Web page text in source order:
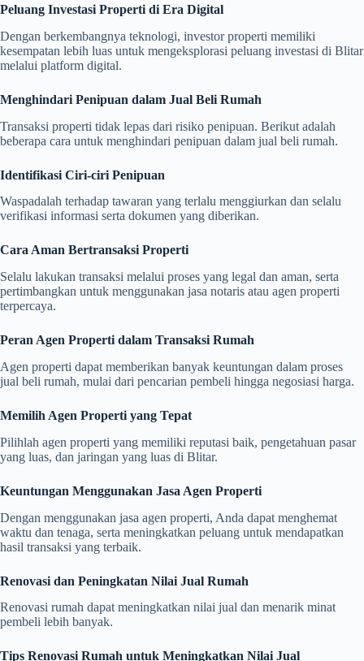
Peluang Investasi Properti di Era Digital
Dengan berkembangnya teknologi, investor properti memiliki
kesempatan lebih luas untuk mengeksplorasi peluang investasi di Blitar
melalui platform digital.
Menghindari Penipuan dalam Jual Beli Rumah
Transaksi properti tidak lepas dari risiko penipuan. Berikut adalah
beberapa cara untuk menghindari penipuan dalam jual beli rumah.
Identifikasi Ciri-ciri Penipuan
Waspadalah terhadap tawaran yang terlalu menggiurkan dan selalu
verifikasi informasi serta dokumen yang diberikan.
Cara Aman Bertransaksi Properti
Selalu lakukan transaksi melalui proses yang legal dan aman, serta
pertimbangkan untuk menggunakan jasa notaris atau agen properti
terpercaya.
Peran Agen Properti dalam Transaksi Rumah
Agen properti dapat memberikan banyak keuntungan dalam proses
jual beli rumah, mulai dari pencarian pembeli hingga negosiasi harga.
Memilih Agen Properti yang Tepat
Pilihlah agen properti yang memiliki reputasi baik, pengetahuan pasar
yang luas, dan jaringan yang luas di Blitar.
Keuntungan Menggunakan Jasa Agen Properti
Dengan menggunakan jasa agen properti, Anda dapat menghemat
waktu dan tenaga, serta meningkatkan peluang untuk mendapatkan
hasil transaksi yang terbaik.
Renovasi dan Peningkatan Nilai Jual Rumah
Renovasi rumah dapat meningkatkan nilai jual dan menarik minat
pembeli lebih banyak.
Tips Renovasi Rumah untuk Meningkatkan Nilai Jual